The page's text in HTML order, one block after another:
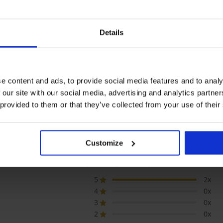
Details
content and ads, to provide social media features and to
site with our social media, advertising and analytics
to them or that they’ve collected from your use of
Customize
ZADARMO
diel plaviek Madras
1+1 ZADARMO
Spodný diel bikin Wafaa
Black
1+1
7,50 €
PRODUKTU Spodný diel plaviek
5
2x
4
0x
3
0x
2
0x